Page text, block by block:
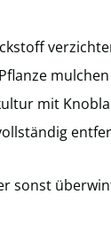
mulchen
mit
sonst